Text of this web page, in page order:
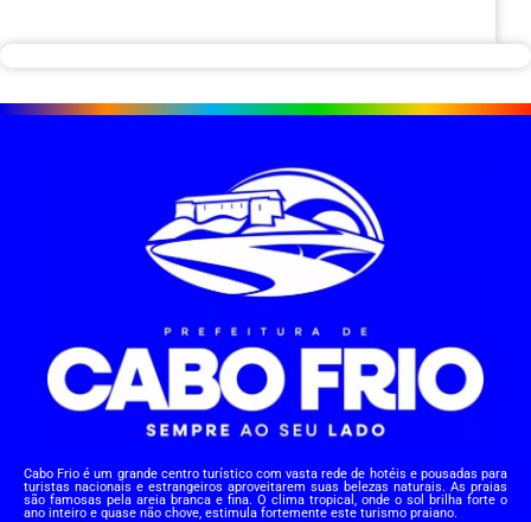
Cabo Frio é um grande centro turístico com vasta rede de hotéis e pousadas para
turistas nacionais e estrangeiros aproveitarem suas belezas naturais. As praias
são famosas pela areia branca e fina. O clima tropical, onde o sol brilha forte o
ano inteiro e quase não chove, estimula fortemente este turismo praiano.